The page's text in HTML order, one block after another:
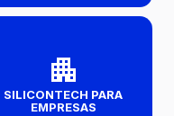
SILICONTECH PARA
EMPRESAS